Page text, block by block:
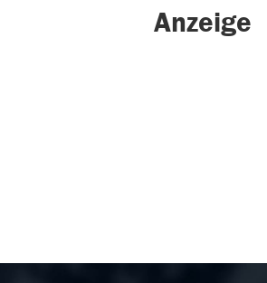
Anzeige